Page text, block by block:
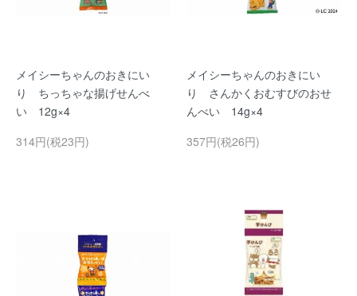
メイシーちゃんのおきにい
り ちっちゃな揚げせんべ
い 12g×4
314円(税23円)
メイシーちゃんのおきにい
り さんかくおむすびのおせ
んべい 14g×4
357円(税26円)